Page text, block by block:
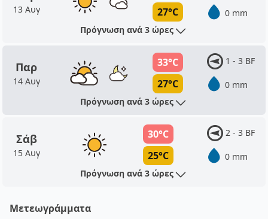
13 Αυγ
27°C
0 mm
Πρόγνωση ανά 3 ώρες
Παρ
14 Αυγ
33°C
27°C
1 - 3 BF
0 mm
Πρόγνωση ανά 3 ώρες
Σάβ
15 Αυγ
30°C
25°C
2 - 3 BF
0 mm
Πρόγνωση ανά 3 ώρες
Μετεωγράμματα